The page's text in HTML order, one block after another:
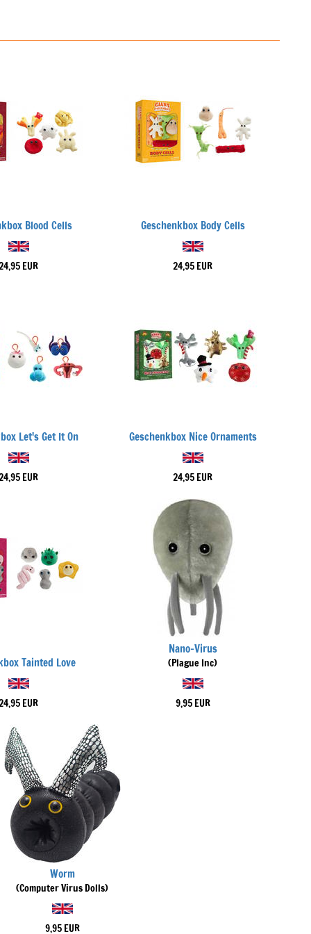
Blood Cells
EUR
Geschenkbox Body Cells
24,95 EUR
Let's Get It On
EUR
Geschenkbox Nice Ornaments
24,95 EUR
Tainted Love
EUR
Nano-Virus
(Plague Inc)
9,95 EUR
Worm
(Computer Virus Dolls)
9,95 EUR